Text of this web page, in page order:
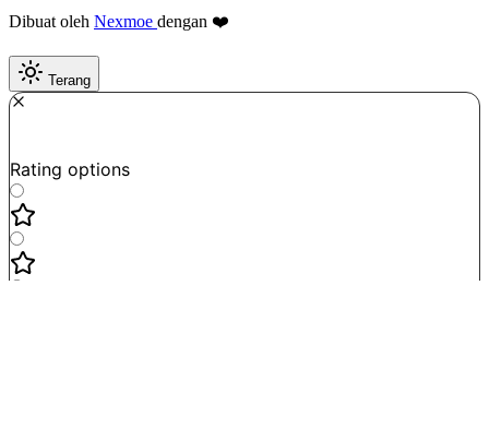
Dibuat oleh Nexmoe dengan ❤️
Terang
Rating options